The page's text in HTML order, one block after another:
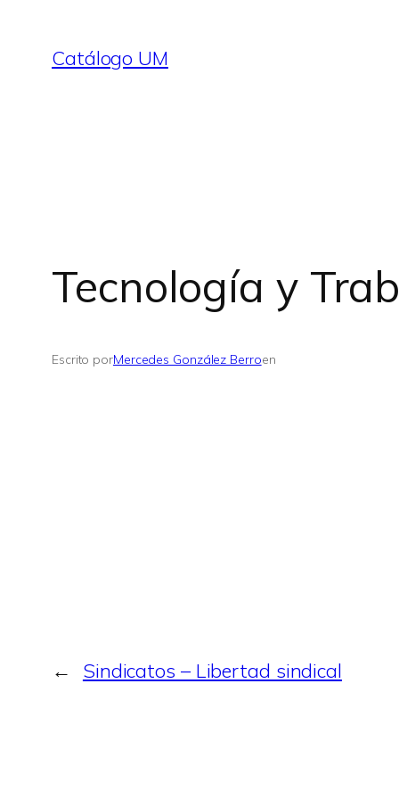
contenido
Catálogo UM
Tecnología y
Escrito porMercedes González Berroen
← Sindicatos – Libertad sindical